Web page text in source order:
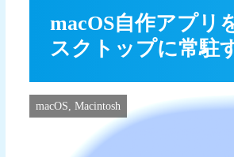
macOS自作アプリ
スクトップに常駐
macOS, Macintosh